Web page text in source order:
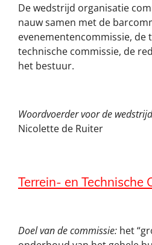
De wedstrijd organisatie
nauw samen met de
evenementencommissie, de
technische commissie, de
het bestuur.
Woordvoerder voor de
Nicolette de Ruiter
Terrein- en Technische
Doel van de commissie: het